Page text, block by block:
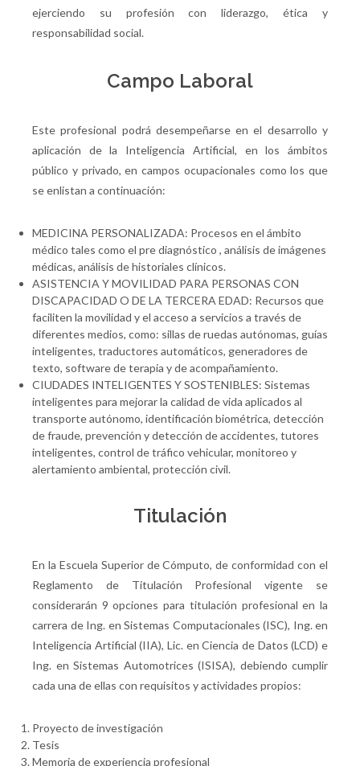
ejerciendo su profesión con liderazgo, ética y
responsabilidad social.
Campo Laboral
Este profesional podrá desempeñarse en el desarrollo y
aplicación de la Inteligencia Artificial, en los ámbitos
público y privado, en campos ocupacionales como los que
se enlistan a continuación:
MEDICINA PERSONALIZADA: Procesos en el ámbito
médico tales como el pre diagnóstico , análisis de imágenes
médicas, análisis de historiales clínicos.
ASISTENCIA Y MOVILIDAD PARA PERSONAS CON
DISCAPACIDAD O DE LA TERCERA EDAD: Recursos que
faciliten la movilidad y el acceso a servicios a través de
diferentes medios, como: sillas de ruedas autónomas, guías
inteligentes, traductores automáticos, generadores de
texto, software de terapia y de acompañamiento.
CIUDADES INTELIGENTES Y SOSTENIBLES: Sistemas
inteligentes para mejorar la calidad de vida aplicados al
transporte autónomo, identificación biométrica, detección
de fraude, prevención y detección de accidentes, tutores
inteligentes, control de tráfico vehicular, monitoreo y
alertamiento ambiental, protección civil.
Titulación
En la Escuela Superior de Cómputo, de conformidad con el
Reglamento de Titulación Profesional vigente se
considerarán 9 opciones para titulación profesional en la
carrera de Ing. en Sistemas Computacionales (ISC), Ing. en
Inteligencia Artificial (IIA), Lic. en Ciencia de Datos (LCD) e
Ing. en Sistemas Automotrices (ISISA), debiendo cumplir
cada una de ellas con requisitos y actividades propios:
Proyecto de investigación
Tesis
Memoria de experiencia profesional